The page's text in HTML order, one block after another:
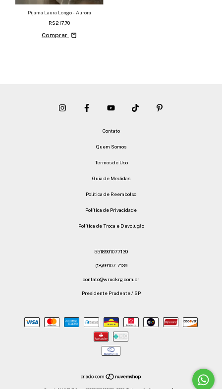
Pijama Laura Longo - Aurora
R$217,70
Comprar
Contato
Quem Somos
Termos de Uso
Guia de Medidas
Política de Reembolso
Política de Privacidade
Política de Troca e Devolução
5518991077139
(18)99107-7139
contato@wruckrg.com.br
Presidente Prudente / SP